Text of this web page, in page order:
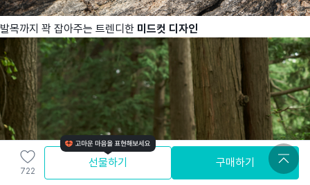
발목까지 꽉 잡아주는 트렌디한 미드컷 디자인
722
선물하기 구매하기